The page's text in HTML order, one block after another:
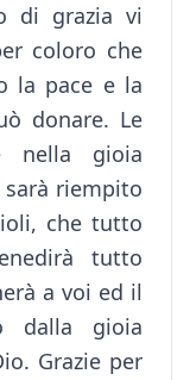
di grazia vi
coloro che
la pace e la
donare. Le
nella gioia
riempito
che tutto
tutto
a voi ed il
dalla gioia
Grazie per